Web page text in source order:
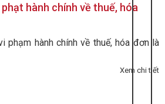
hành chính về thuế, hóa
hành chính về thuế, hóa đơn là
Xem chi tiết